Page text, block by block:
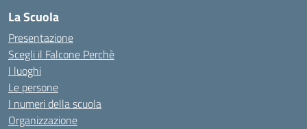
La Scuola
Presentazione
Scegli il Falcone Perchè
I luoghi
Le persone
I numeri della scuola
Organizzazione